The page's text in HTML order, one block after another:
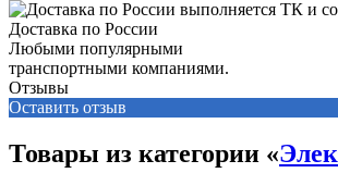
Доставка по России
Любыми популярными
транспортными компаниями.
Отзывы
Оставить отзыв
Товары из категории «